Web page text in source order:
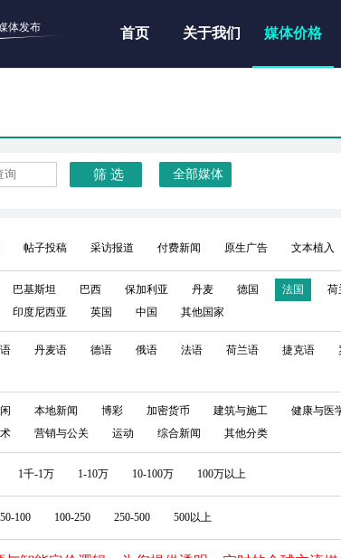
体发布 首页 关于我们 媒体价格
全部媒体
帖子投稿 采访报道 付费新闻 原生广告 文本植入
巴基斯坦 巴西 保加利亚 丹麦 德国 法国 荷
印度尼西亚 英国 中国 其他国家
丹麦语 德语 俄语 法语 荷兰语 捷克语
本地新闻 博彩 加密货币 建筑与施工 健康与医
营销与公关 运动 综合新闻 其他分类
1千-1万 1-10万 10-100万 100万以上
50-100 100-250 250-500 500以上